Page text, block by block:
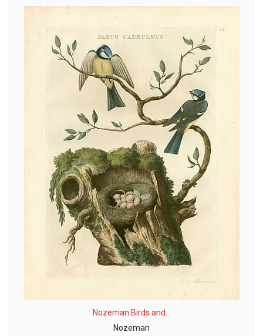
Nozeman Birds and...
Nozeman